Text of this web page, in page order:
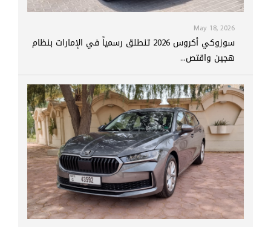
May 18, 2026
سوزوكي أكروس 2026 تنطلق رسمياً في الإمارات بنظام
هجين واقتص...